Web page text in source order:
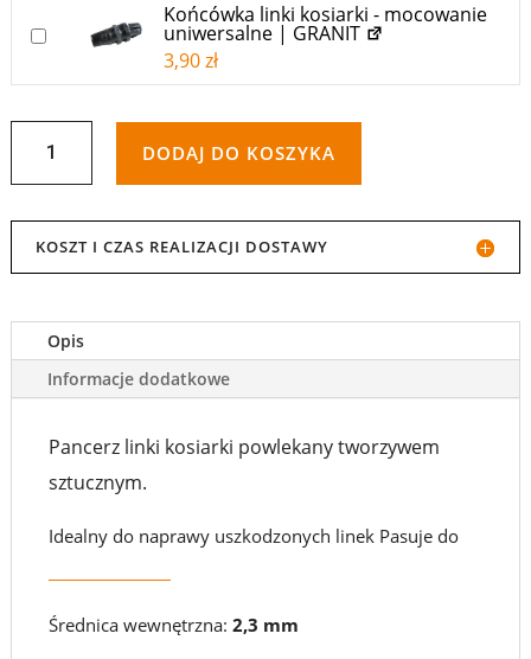
DODAJ DO KOSZYKA RÓWNIEŻ “KOŃCÓWKA LINKI
Końcówka linki kosiarki - mocowanie
uniwersalne | GRANIT
3,90zł
ILOŚĆ
PANCERZ,
OSŁONA
LINKI,
CIĘGNA
KOSIARKI
DODAJ DO KOSZYKA
KOSZT I CZAS REALIZACJI DOSTAWY
Opis
Informacje dodatkowe
Pancerz linki kosiarki powlekany tworzywem
sztucznym.
Idealny do naprawy uszkodzonych linek Pasuje do
Średnica wewnętrzna: 2,3 mm